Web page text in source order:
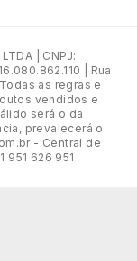
| CNPJ:
| Rua
as regras e
vendidos e
será o da
prevalecerá o
- Central de
951 626 951